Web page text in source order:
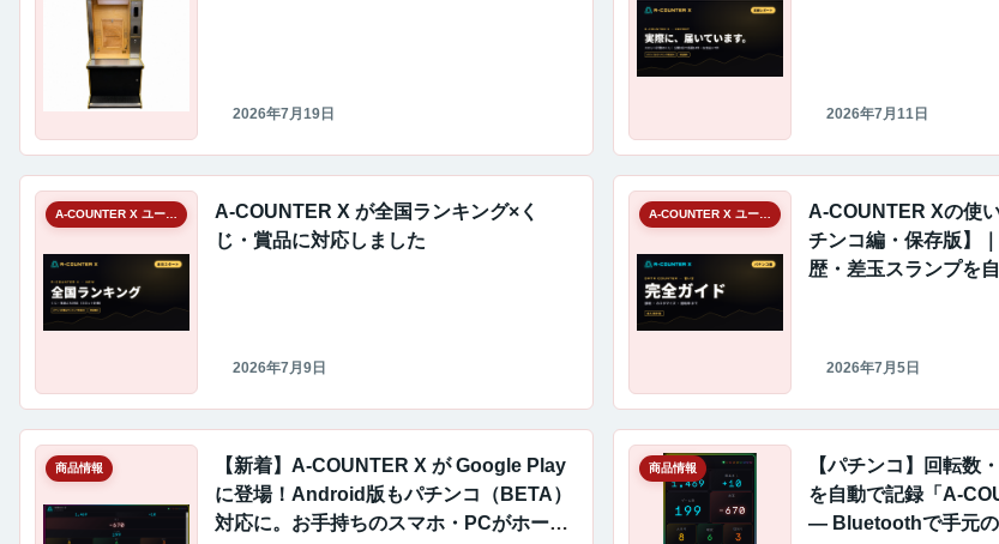
2026年7月19日 2026年7月11日
A-COUNTER X が全国ランキング×く
じ・賞品に対応しました
2026年7月9日
A-COUNTER Xの使
チンコ編・保存版】
歴・差玉スランプを
2026年7月5日
商品情報
【新着】A-COUNTER X が Google Play
に登場！Android版もパチンコ（BETA）
対応に。お手持ちのスマホ・PCがホール
商品情報
【パチンコ】回転数
を自動で記録「A-
― Bluetoothで手元の